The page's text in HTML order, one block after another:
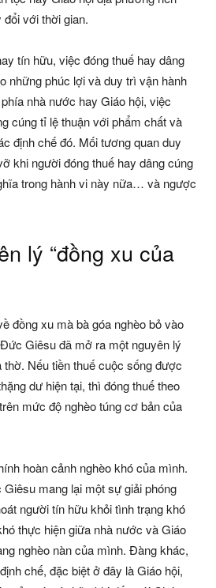
với thời gian.
tín hữu, việc đóng thuế hay dâng
những phúc lợi và duy trì vận hành
nhà nước hay Giáo hội, việc
cúng tỉ lệ thuận với phẩm chất và
định chế đó. Mối tương quan duy
khi người đóng thuế hay dâng cúng
trong hành vi này nữa… và ngược
lý “đồng xu của
đồng xu mà bà góa nghèo bỏ vào
Giêsu đã mở ra một nguyên lý
Nếu tiền thuế cuộc sống được
dư hiện tại, thì đóng thuế theo
mức độ nghèo túng cơ bản của
hoàn cảnh nghèo khó của mình.
mang lại một sự giải phóng
người tín hữu khỏi tình trạng khó
thực hiện giữa nhà nước và Giáo
nghèo nàn của mình. Đàng khác,
chế, đặc biệt ở đây là Giáo hội,